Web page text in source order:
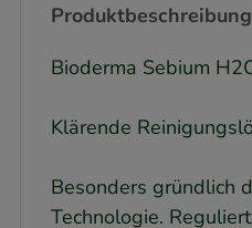
Produktbeschreibung
Bioderma Sebium
Klärende
Besonders gründlich
Technologie.